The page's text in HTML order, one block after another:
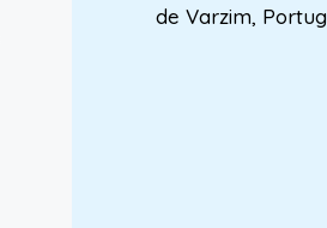
de Varzim,